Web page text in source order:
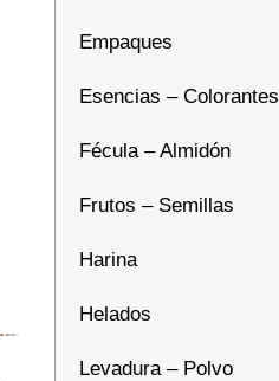
Empaques
Esencias – Colorantes
Fécula – Almidón
Frutos – Semillas
Harina
Helados
Levadura – Polvo